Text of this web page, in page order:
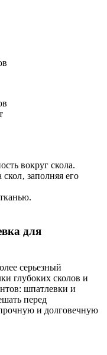
вокруг скола.
заполняя его
для
серьезный
глубоких сколов и
шпатлевки и
перед
и долговечную